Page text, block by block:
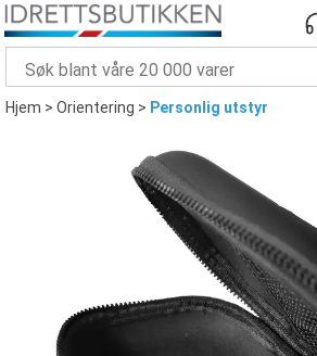
Hjem>Orientering> Personlig utstyr